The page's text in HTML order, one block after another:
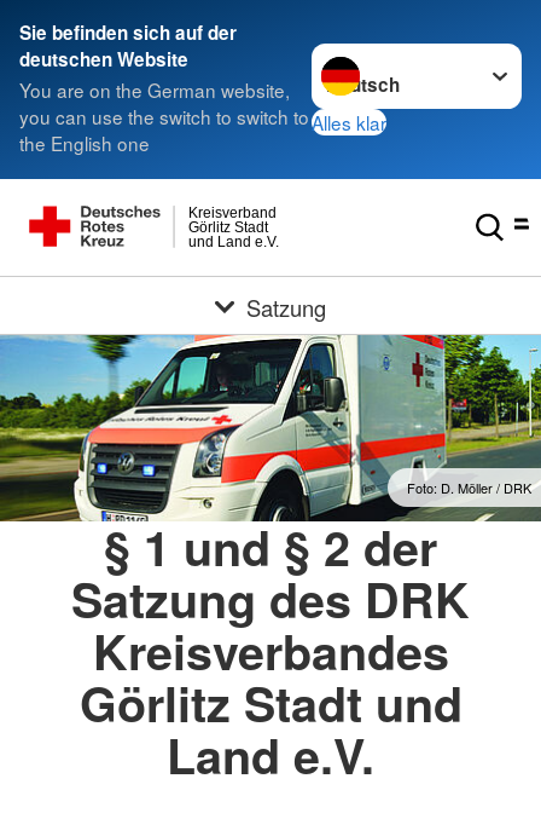
Sie befinden sich auf der
deutschen Website
You are on the German website,
you can use the switch to switch to
the English one
Sprache wechseln zu
Alles klar
und Land e.V.
Görlitz Stadt
Kreisverband
Satzung
Foto: D. Möller / DRK
§ 1 und § 2 der
Satzung des DRK
Kreisverbandes
Görlitz Stadt und
Land e.V.